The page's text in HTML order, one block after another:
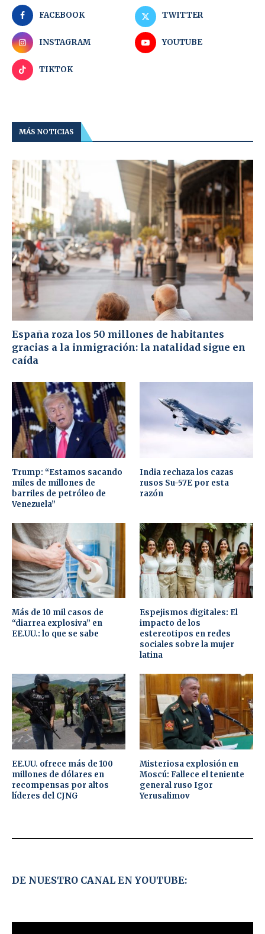
FACEBOOK TWITTER
INSTAGRAM YOUTUBE
TIKTOK
MÁS NOTICIAS
España roza los 50 millones de habitantes
gracias a la inmigración: la natalidad sigue en
caída
Trump: “Estamos sacando
miles de millones de
barriles de petróleo de
Venezuela”
India rechaza los cazas
rusos Su-57E por esta
razón
Más de 10 mil casos de
“diarrea explosiva” en
EE.UU.: lo que se sabe
Espejismos digitales: El
impacto de los
estereotipos en redes
sociales sobre la mujer
latina
EE.UU. ofrece más de 100
millones de dólares en
recompensas por altos
líderes del CJNG
Misteriosa explosión en
Moscú: Fallece el teniente
general ruso Igor
Yerusalimov
DE NUESTRO CANAL EN YOUTUBE: